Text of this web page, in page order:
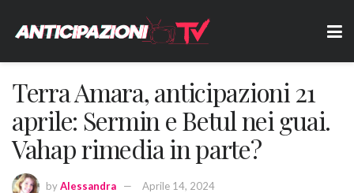
Terra Amara, anticipazioni 21
aprile: Sermin e Betul nei guai.
Vahap rimedia in parte?
byAlessandra Aprile 14, 2024